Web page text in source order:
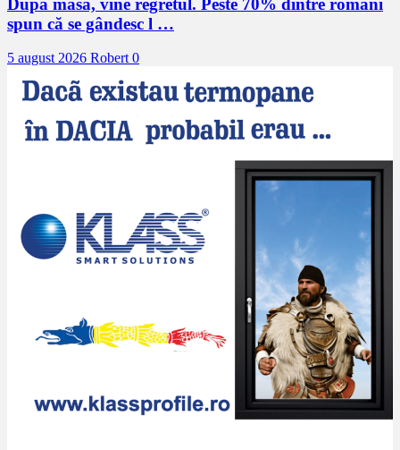
spun că se gândesc l …
5 august 2026 Robert 0